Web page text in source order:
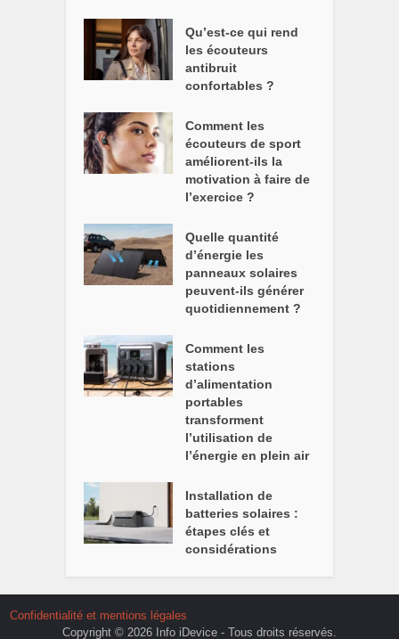
Qu’est-ce qui rend
les écouteurs
antibruit
confortables ?
Comment les
écouteurs de sport
améliorent-ils la
motivation à faire de
l’exercice ?
Quelle quantité
d’énergie les
panneaux solaires
peuvent-ils générer
quotidiennement ?
Comment les
stations
d’alimentation
portables
transforment
l’utilisation de
l’énergie en plein air
Installation de
batteries solaires :
étapes clés et
considérations
Confidentialité et mentions légales
Copyright © 2026 Info iDevice - Tous droits réservés.